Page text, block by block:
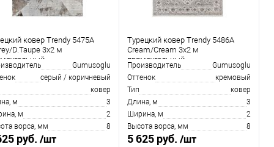
ковер Trendy 5475A
D.Taupe 3x2 м
Gumusoglu
серый / коричневый
ковер
м
3
м
2
ворса, мм
8
руб. /шт
Турецкий ковер Trendy 5486A
Cream/Cream 3x2 м
прямоугольный
Производитель
Gumusoglu
Оттенок
кремовый
Тип
ковер
Длина, м
3
Ширина, м
2
Высота ворса, мм
8
5 625 руб. /шт